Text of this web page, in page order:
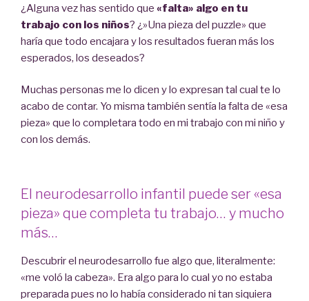
¿Alguna vez has sentido que «falta» algo en tu
trabajo con los niños? ¿»Una pieza del puzzle» que
haría que todo encajara y los resultados fueran más los
esperados, los deseados?
Muchas personas me lo dicen y lo expresan tal cual te lo
acabo de contar. Yo misma también sentía la falta de «esa
pieza» que lo completara todo en mi trabajo con mi niño y
con los demás.
El neurodesarrollo infantil puede ser «esa
pieza» que completa tu trabajo… y mucho
más…
Descubrir el neurodesarrollo fue algo que, literalmente:
«me voló la cabeza». Era algo para lo cual yo no estaba
preparada pues no lo había considerado ni tan siquiera